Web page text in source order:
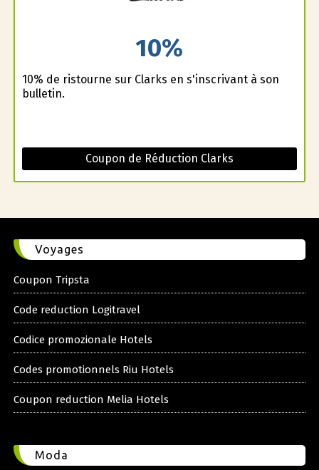
10%
10% de ristourne sur Clarks en s'inscrivant à son
bulletin.
Coupon de Réduction Clarks
Voyages
Coupon Tripsta
Code reduction Logitravel
Codice promozionale Hotels
Codes promotionnels Riu Hotels
Coupon reduction Melia Hotels
Moda